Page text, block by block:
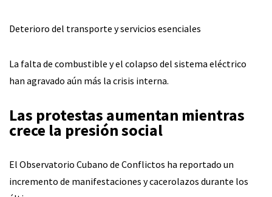
Deterioro del transporte y servicios esenciales
La falta de combustible y el colapso del sistema eléctrico
han agravado aún más la crisis interna.
Las protestas aumentan mientras
crece la presión social
El Observatorio Cubano de Conflictos ha reportado un
incremento de manifestaciones y cacerolazos durante los